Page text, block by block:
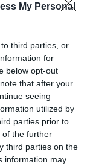
My Personal
third parties, or
for
below opt-out
that after your
seeing
utilized by
parties prior to
of the further
third parties on the
information may